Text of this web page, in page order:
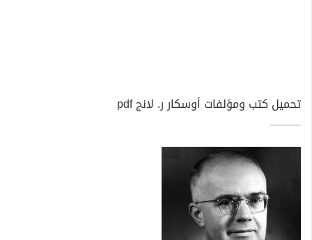
تحميل كتب ومؤلفات أوسكار ر. لانج pdf